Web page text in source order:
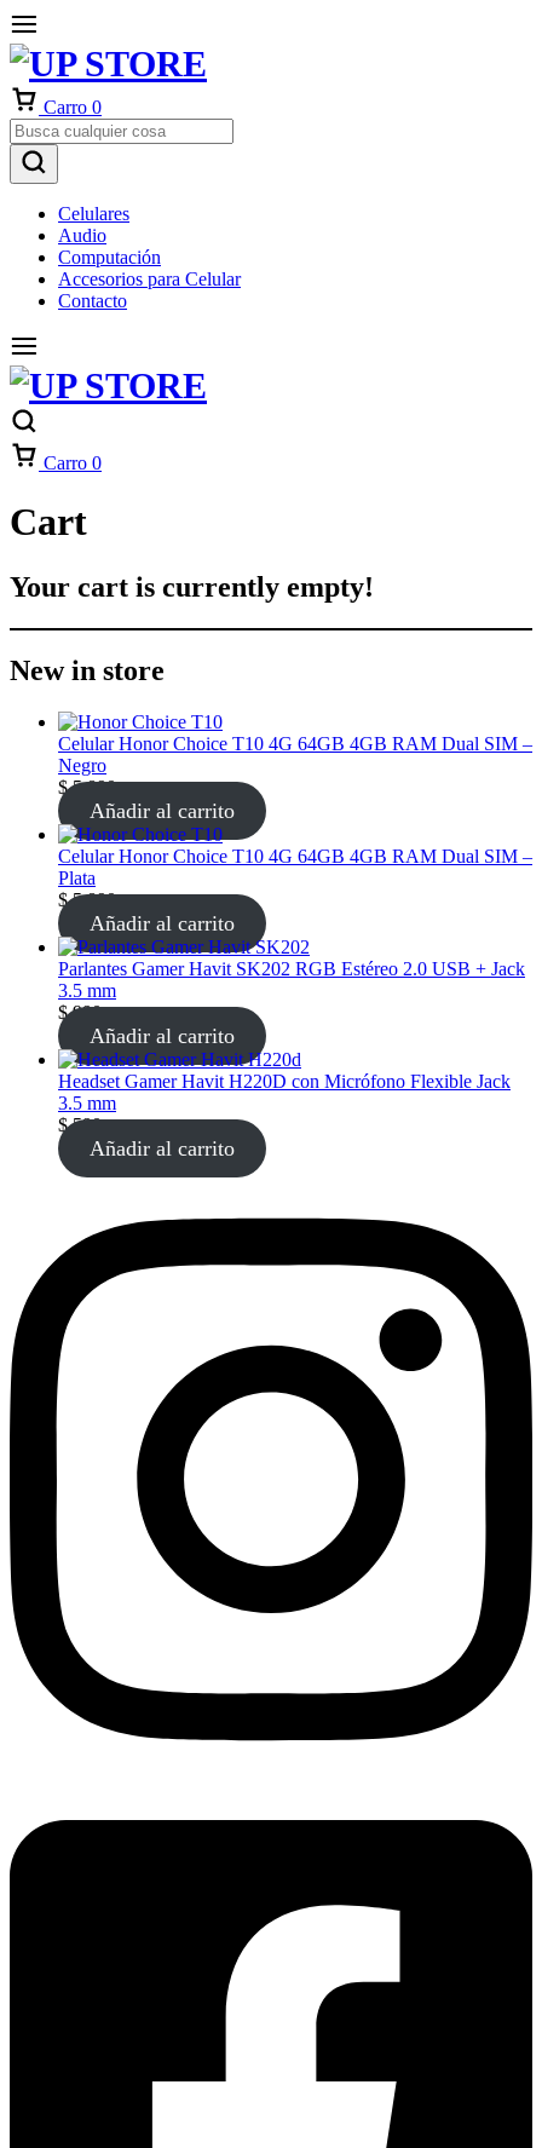
Carro 0
Celulares
Audio
Computación
Accesorios para Celular
Contacto
Carro 0
Cart
Your cart is currently empty!
New in store
Celular Honor Choice T10 4G 64GB 4GB RAM Dual SIM –
Negro
$5.890
Añadir al carrito
Celular Honor Choice T10 4G 64GB 4GB RAM Dual SIM –
Plata
$5.890
Añadir al carrito
Parlantes Gamer Havit SK202 RGB Estéreo 2.0 USB + Jack
3.5 mm
$990
Añadir al carrito
Headset Gamer Havit H220D con Micrófono Flexible Jack
3.5 mm
$590
Añadir al carrito